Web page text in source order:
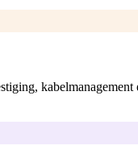
kabelmanagement